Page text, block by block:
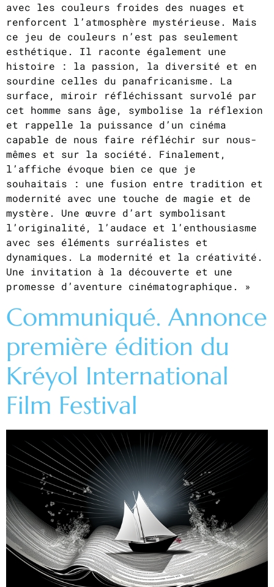
avec les couleurs froides des nuages et
renforcent l’atmosphère mystérieuse. Mais
ce jeu de couleurs n’est pas seulement
esthétique. Il raconte également une
histoire : la passion, la diversité et en
sourdine celles du panafricanisme. La
surface, miroir réfléchissant survolé par
cet homme sans âge, symbolise la réflexion
et rappelle la puissance d’un cinéma
capable de nous faire réfléchir sur nous-
mêmes et sur la société. Finalement,
l’affiche évoque bien ce que je
souhaitais : une fusion entre tradition et
modernité avec une touche de magie et de
mystère. Une œuvre d’art symbolisant
l’originalité, l’audace et l’enthousiasme
avec ses éléments surréalistes et
dynamiques. La modernité et la créativité.
Une invitation à la découverte et une
promesse d’aventure cinématographique. »
Communiqué. Annonce
première édition du
Kréyol International
Film Festival